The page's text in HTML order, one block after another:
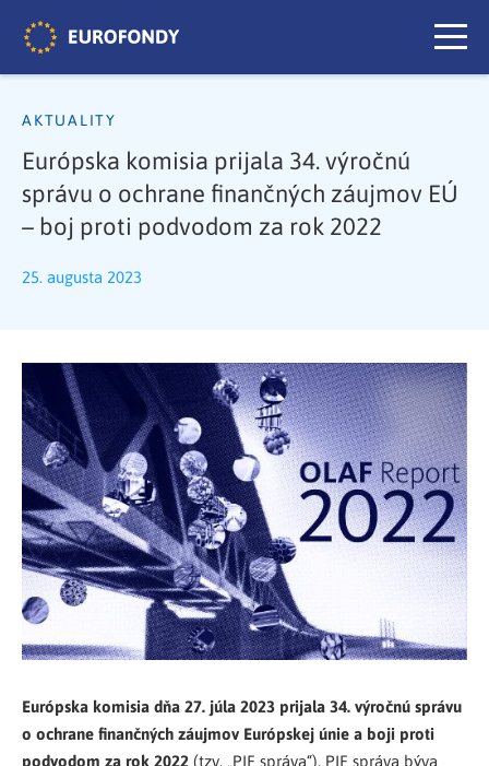
AKTUALITY
Európska komisia prijala 34. výročnú
správu o ochrane finančných záujmov EÚ
– boj proti podvodom za rok 2022
25. augusta 2023
Európska komisia dňa 27. júla 2023 prijala 34. výročnú správu
o ochrane finančných záujmov Európskej únie a boji proti
podvodom za rok 2022 (tzv. „PIF správa“). PIF správa býva